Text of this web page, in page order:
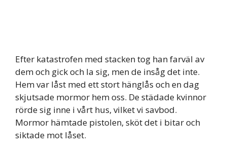
Efter katastrofen med stacken tog han farväl av
dem och gick och la sig, men de insåg det inte.
Hem var låst med ett stort hänglås och en dag
skjutsade mormor hem oss. De städade kvinnor
rörde sig inne i vårt hus, vilket vi savbod.
Mormor hämtade pistolen, sköt det i bitar och
siktade mot låset.